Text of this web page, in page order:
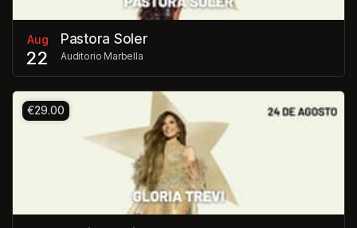
Aug
22
Pastora Soler
Auditorio Marbella
€29.00